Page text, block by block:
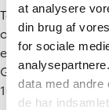
at analysere
din brug af
for sociale
data med andre
de har
Toyota løfter
og afslører heller
er klædt i en
Goodwood
10. juli til søndag